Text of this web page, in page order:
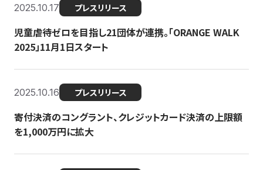
2025.10.17 プレスリリース
児童虐待ゼロを目指し21団体が連携。「ORANGE WALK
2025」11月1日スタート
2025.10.16 プレスリリース
寄付決済のコングラント、クレジットカード決済の上限額
を1,000万円に拡大